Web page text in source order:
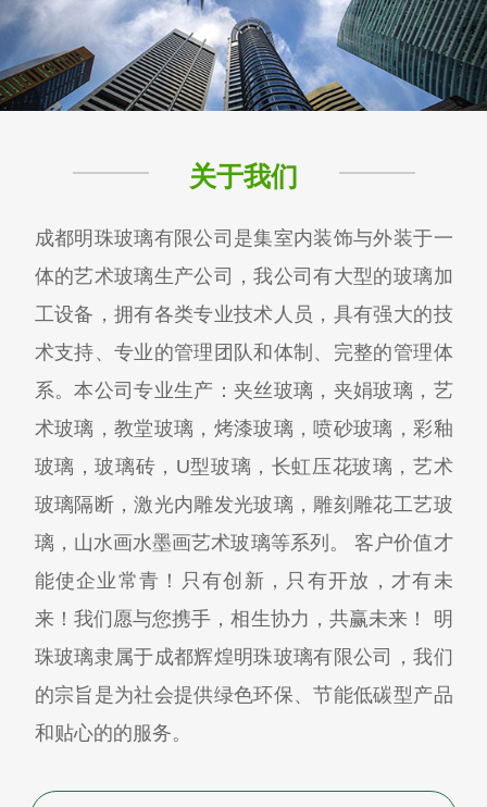
关于我们
成都明珠玻璃有限公司是集室内装饰与外装于一
体的艺术玻璃生产公司，我公司有大型的玻璃加
工设备，拥有各类专业技术人员，具有强大的技
术支持、专业的管理团队和体制、完整的管理体
系。本公司专业生产：夹丝玻璃，夹娟玻璃，艺
术玻璃，教堂玻璃，烤漆玻璃，喷砂玻璃，彩釉
玻璃，玻璃砖，U型玻璃，长虹压花玻璃，艺术
玻璃隔断，激光内雕发光玻璃，雕刻雕花工艺玻
璃，山水画水墨画艺术玻璃等系列。 客户价值才
能使企业常青！只有创新，只有开放，才有未
来！我们愿与您携手，相生协力，共赢未来！ 明
珠玻璃隶属于成都辉煌明珠玻璃有限公司，我们
的宗旨是为社会提供绿色环保、节能低碳型产品
和贴心的的服务。